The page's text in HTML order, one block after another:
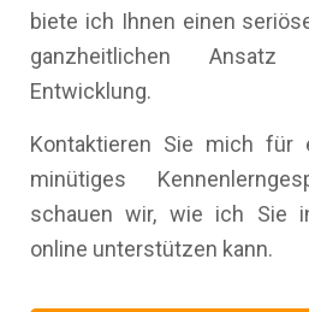
biete ich Ihnen einen
ganzheitlichen Ansatz
Entwicklung.
Kontaktieren Sie mich für
minütiges
schauen wir, wie ich Sie
online unterstützen kann.